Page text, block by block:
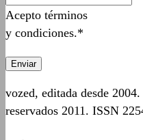
Acepto términos
y condiciones.*
vozed, editada desde
reservados 2011. ISSN